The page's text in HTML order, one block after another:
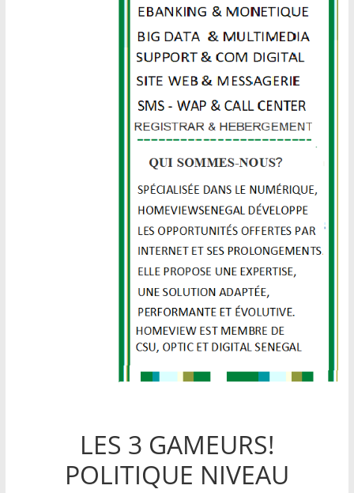
LES 3 GAMEURS!
POLITIQUE NIVEAU